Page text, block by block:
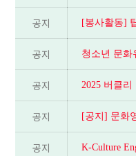
공지 [봉사활동]
공지 청소년 문화
공지 2025 버클
공지 [공지] 문화
공지 K-Culture